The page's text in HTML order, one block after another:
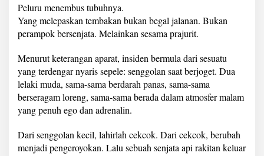
Peluru menembus tubuhnya.
Yang melepaskan tembakan bukan begal jalanan. Bukan
perampok bersenjata. Melainkan sesama prajurit.
Menurut keterangan aparat, insiden bermula dari sesuatu
yang terdengar nyaris sepele: senggolan saat berjoget. Dua
lelaki muda, sama-sama berdarah panas, sama-sama
berseragam loreng, sama-sama berada dalam atmosfer malam
yang penuh ego dan adrenalin.
Dari senggolan kecil, lahirlah cekcok. Dari cekcok, berubah
menjadi pengeroyokan. Lalu sebuah senjata api rakitan keluar